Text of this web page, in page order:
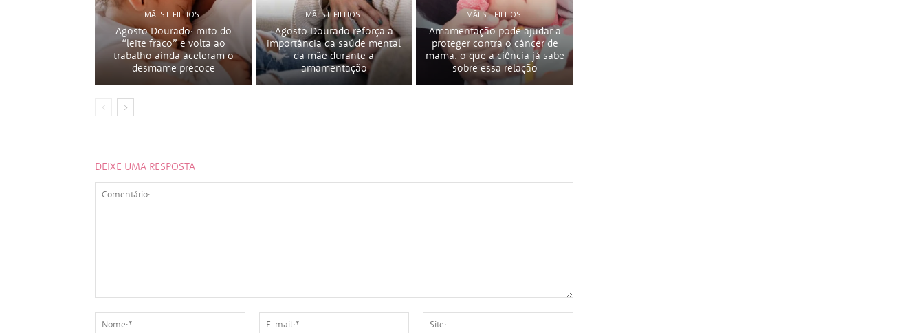
MÃES E FILHOS
Agosto Dourado: mito do
“leite fraco” e volta ao
trabalho ainda aceleram o
desmame precoce
MÃES E FILHOS
Agosto Dourado reforça a
importância da saúde mental
da mãe durante a
amamentação
MÃES E FILHOS
Amamentação pode ajudar a
proteger contra o câncer de
mama: o que a ciência já sabe
sobre essa relação
DEIXE UMA RESPOSTA
Nome:*